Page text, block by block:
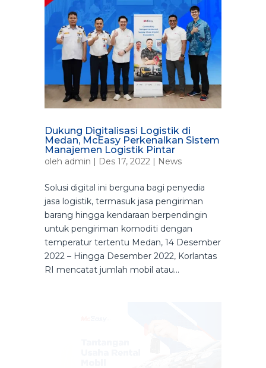
Dukung Digitalisasi Logistik di
Medan, McEasy Perkenalkan Sistem
Manajemen Logistik Pintar
oleh admin | Des 17, 2022| News
Solusi digital ini berguna bagi penyedia
jasa logistik, termasuk jasa pengiriman
barang hingga kendaraan berpendingin
untuk pengiriman komoditi dengan
temperatur tertentu Medan, 14 Desember
2022 – Hingga Desember 2022, Korlantas
RI mencatat jumlah mobil atau...